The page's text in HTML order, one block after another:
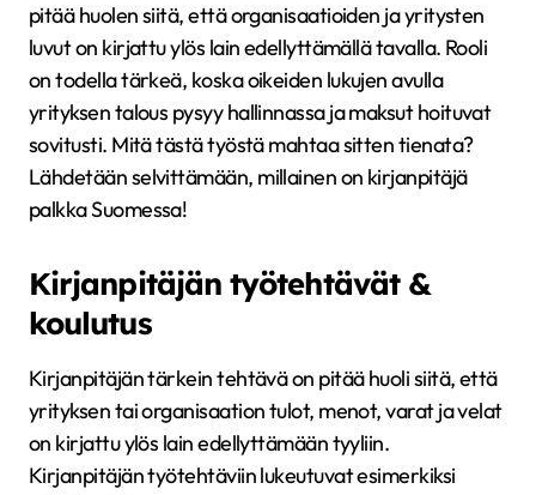
pitää huolen siitä, että organisaatioiden ja yritysten
luvut on kirjattu ylös lain edellyttämällä tavalla. Rooli
on todella tärkeä, koska oikeiden lukujen avulla
yrityksen talous pysyy hallinnassa ja maksut hoituvat
sovitusti. Mitä tästä työstä mahtaa sitten tienata?
Lähdetään selvittämään, millainen on kirjanpitäjä
palkka Suomessa!
Kirjanpitäjän työtehtävät &
koulutus
Kirjanpitäjän tärkein tehtävä on pitää huoli siitä, että
yrityksen tai organisaation tulot, menot, varat ja velat
on kirjattu ylös lain edellyttämään tyyliin.
Kirjanpitäjän työtehtäviin lukeutuvat esimerkiksi